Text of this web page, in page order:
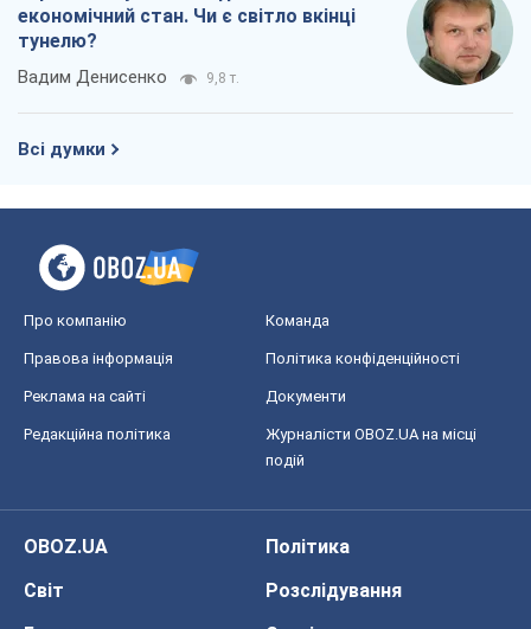
економічний стан. Чи є світло вкінці
тунелю?
Вадим Денисенко 9,8 т.
Всі думки
Про компанію Команда
Правова інформація Політика конфіденційності
Реклама на сайті Документи
Редакційна політика
Журналісти OBOZ.UA на місці
подій
OBOZ.UA
Політика
Світ
Розслідування